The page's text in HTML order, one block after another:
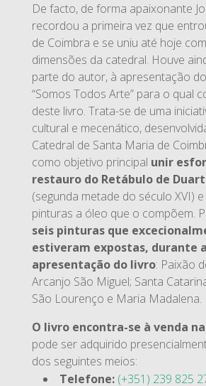
De facto, de forma apaixonante
recordou a primeira vez que
de Coimbra e se uniu até hoje
dimensões da catedral. Houve
parte do autor, à apresentação
“Somos Todos Arte” para o qual
deste livro. Trata-se de uma
cultural e mecenático,
Catedral de Santa Maria de
como objetivo principal unir
restauro do Retábulo de
(segunda metade do século XVI)
pinturas a óleo que o compõem.
seis pinturas que
estiveram expostas, durante a
apresentação do livro: Paixão
Arcanjo São Miguel; Santa
São Lourenço e Maria Madalena.
O livro encontra-se à venda na
pode ser adquirido
dos seguintes meios:
Telefone: (+351) 239 825